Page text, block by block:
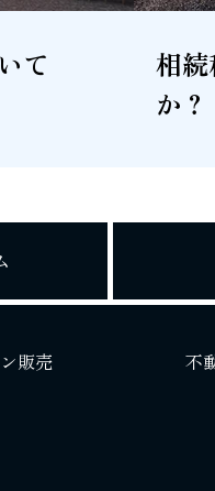
て
相
か？
販売 不